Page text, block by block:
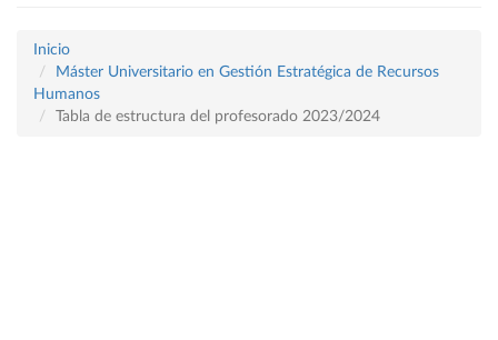
Inicio
Máster Universitario en Gestión Estratégica de Recursos
Humanos
Tabla de estructura del profesorado 2023/2024